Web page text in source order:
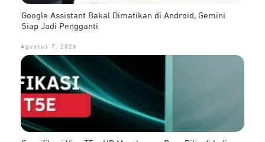
Google Assistant Bakal Dimatikan di Android, Gemini
Siap Jadi Pengganti
Agustus 7, 2026